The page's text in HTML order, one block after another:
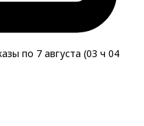
по 7 августа (03 ч 04